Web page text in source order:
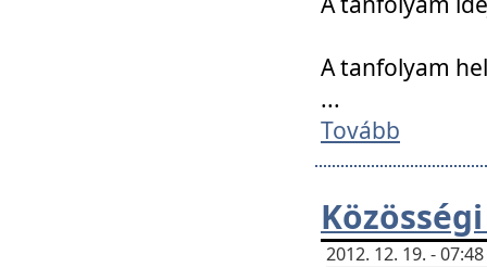
A tanfolyam
...
Tovább
2012. 12. 19. -